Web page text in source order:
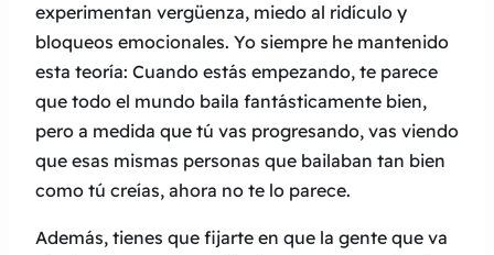
experimentan vergüenza, miedo al ridículo y
bloqueos emocionales. Yo siempre he mantenido
esta teoría: Cuando estás empezando, te parece
que todo el mundo baila fantásticamente bien,
pero a medida que tú vas progresando, vas viendo
que esas mismas personas que bailaban tan bien
como tú creías, ahora no te lo parece.
Además, tienes que fijarte en que la gente que va